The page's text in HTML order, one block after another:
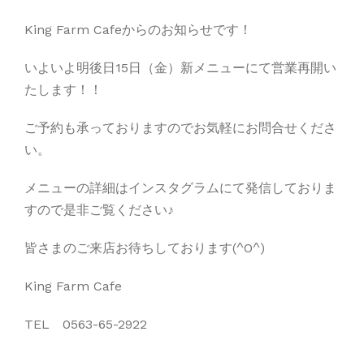
King Farm Cafeからのお知らせです！
いよいよ明後日15日（金）新メニューにて営業再開い
たします！！
ご予約も承っておりますのでお気軽にお問合せくださ
い。
メニューの詳細はインスタグラムにて発信しておりま
すので是非ご覧ください♪
皆さまのご来店お待ちしております(^O^)
King Farm Cafe
TEL 0563-65-2922